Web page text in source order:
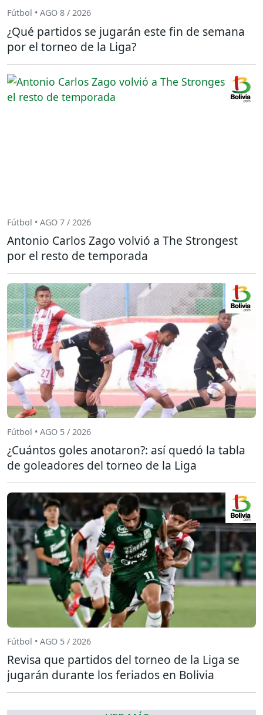
Fútbol • AGO 8 / 2026
¿Qué partidos se jugarán este fin de semana
por el torneo de la Liga?
Fútbol • AGO 7 / 2026
Antonio Carlos Zago volvió a The Strongest
por el resto de temporada
Fútbol • AGO 5 / 2026
¿Cuántos goles anotaron?: así quedó la tabla
de goleadores del torneo de la Liga
Fútbol • AGO 5 / 2026
Revisa que partidos del torneo de la Liga se
jugarán durante los feriados en Bolivia